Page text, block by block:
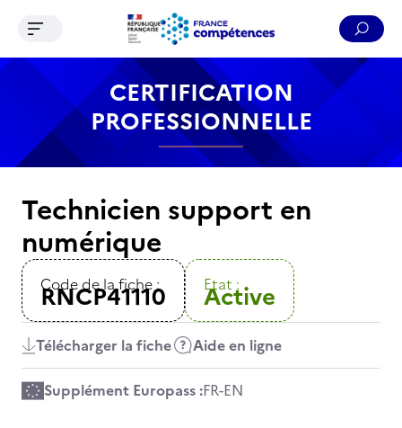
Contenu Recherche Menu Pied de page
Ouvrir le menu de navigation
CERTIFICATION
PROFESSIONNELLE
Technicien support en
numérique
Code de la fiche :
RNCP41110 Etat :
Active
Télécharger la fiche Aide en ligne
Supplément Europass :FR-EN